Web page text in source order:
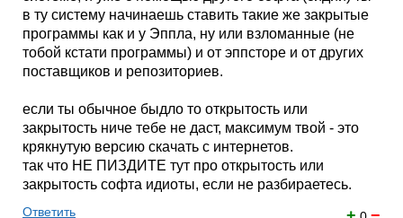
в ту систему начинаешь ставить такие же закрытые
программы как и у Эппла, ну или взломанные (не
тобой кстати программы) и от эппсторе и от других
поставщиков и репозиториев.
если ты обычное быдло то открытость или
закрытость ниче тебе не даст, максимум твой - это
крякнутую версию скачать с интернетов.
так что НЕ ПИЗДИТЕ тут про открытость или
закрытость софта идиоты, если не разбираетесь.
Ответить